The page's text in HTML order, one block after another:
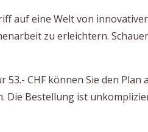
auf eine Welt von
zu erleichtern.
CHF können Sie den
Bestellung ist